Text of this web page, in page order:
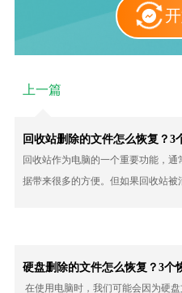
上一篇
回收站删除的文件怎么恢复？3
回收站作为电脑的一个重要功能，通
据带来很多的方便。但如果回收站被
硬盘删除的文件怎么恢复？3个
在使用电脑时，我们可能会因为硬